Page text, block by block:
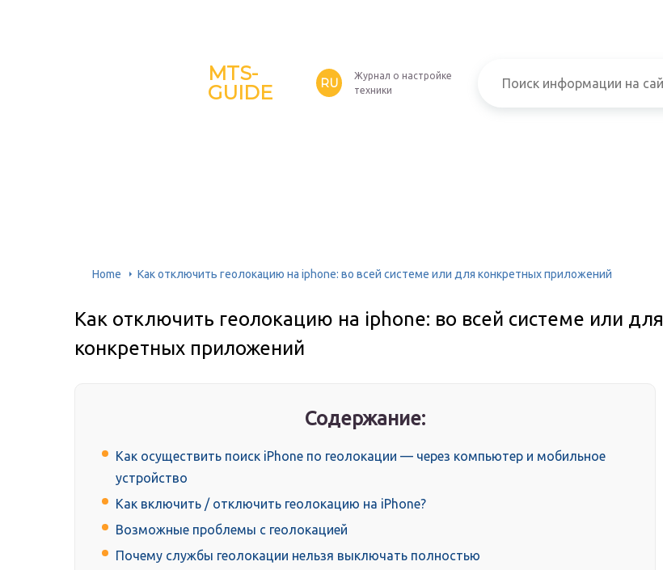
MTS-
GUIDE
RU
Журнал о настройке
техники
Home Как отключить геолокацию на iphone: во всей системе или для конкретных приложений
Как отключить геолокацию на iphone: во всей системе или для
конкретных приложений
Содержание:
Как осуществить поиск iPhone по геолокации — через компьютер и мобильное
устройство
Как включить / отключить геолокацию на iPhone?
Возможные проблемы с геолокацией
Почему службы геолокации нельзя выключать полностью